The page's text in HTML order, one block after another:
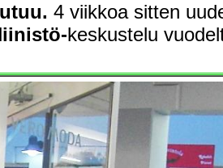
4 viikkoa sitten
keskustelu